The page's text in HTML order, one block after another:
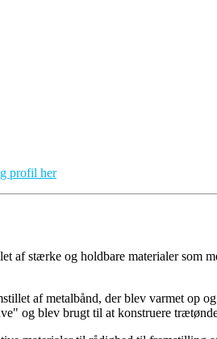
profil her
af stærke og holdbare materialer som
af metalbånd, der blev varmet op
og blev brugt til at konstruere